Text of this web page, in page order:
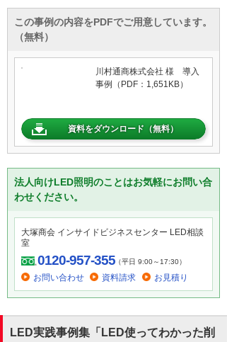
この事例の内容をPDFでご用意しています。
（無料）
川村通商株式会社 様 導入
事例（PDF：1,651KB）
資料をダウンロード（無料）
法人向けLED照明のことはお気軽にお問い合
わせください。
大塚商会 インサイドビジネスセンター LED相談
室
0120-957-355（平日 9:00～17:30）
お問い合わせ 資料請求 お見積り
LED実践事例集「LED使ってわかった削